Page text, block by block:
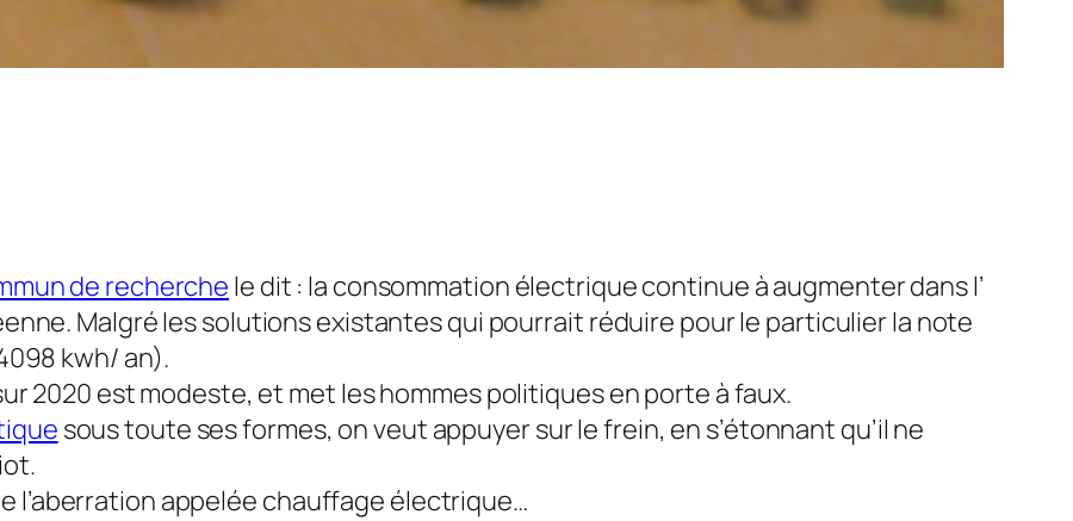
de recherche le dit : la consommation électrique continue à augmenter dans l’
Malgré les solutions existantes qui pourrait réduire pour le particulier la note
kwh/ an).
2020 est modeste, et met les hommes politiques en porte à faux.
sous toute ses formes, on veut appuyer sur le frein, en s’étonnant qu’il ne
l’aberration appelée chauffage électrique…